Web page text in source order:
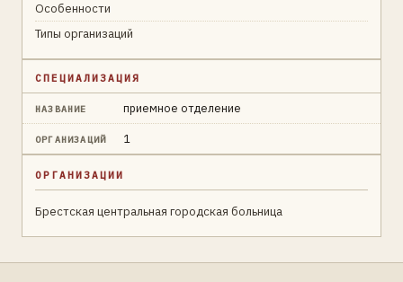
Особенности
Типы организаций
СПЕЦИАЛИЗАЦИЯ
НАЗВАНИЕ приемное отделение
ОРГАНИЗАЦИЙ 1
ОРГАНИЗАЦИИ
Брестская центральная городская больница